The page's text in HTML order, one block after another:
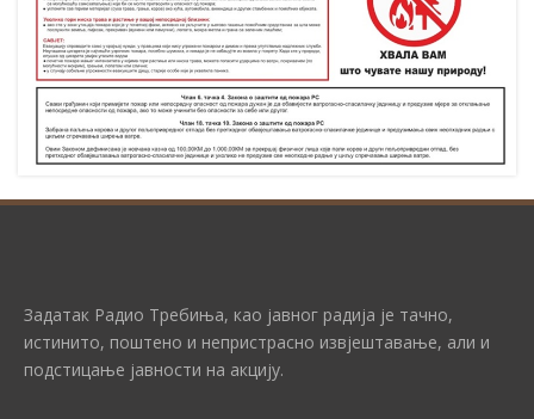
Задатак Радио Требиња, као јавног радија је тачно,
истинито, поштено и непристрасно извјештавање, али и
подстицање јавности на акцију.